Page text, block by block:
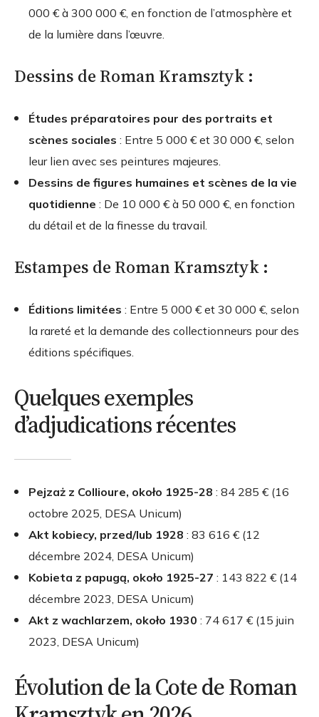
000 € à 300 000 €, en fonction de l’atmosphère et
de la lumière dans l’œuvre.
Dessins de Roman Kramsztyk :
Études préparatoires pour des portraits et
scènes sociales : Entre 5 000 € et 30 000 €, selon
leur lien avec ses peintures majeures.
Dessins de figures humaines et scènes de la vie
quotidienne : De 10 000 € à 50 000 €, en fonction
du détail et de la finesse du travail.
Estampes de Roman Kramsztyk :
Éditions limitées : Entre 5 000 € et 30 000 €, selon
la rareté et la demande des collectionneurs pour des
éditions spécifiques.
Quelques exemples
d’adjudications récentes
Pejzaż z Collioure, około 1925-28 : 84 285 € (16
octobre 2025, DESA Unicum)
Akt kobiecy, przed/lub 1928 : 83 616 € (12
décembre 2024, DESA Unicum)
Kobieta z papugą, około 1925-27 : 143 822 € (14
décembre 2023, DESA Unicum)
Akt z wachlarzem, około 1930 : 74 617 € (15 juin
2023, DESA Unicum)
Évolution de la Cote de Roman